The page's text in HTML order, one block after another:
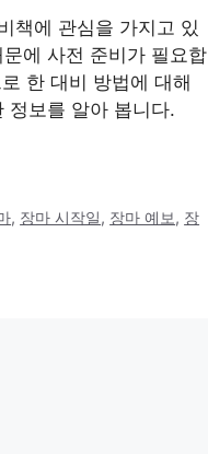
책에 관심을 가지고 있
에 사전 준비가 필요합
한 대비 방법에 대해
정보를 알아 봅니다.
, 장마 시작일, 장마 예보, 장